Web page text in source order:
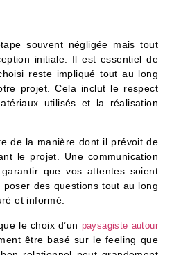
souvent négligée mais tout
initiale. Il est essentiel de
reste impliqué tout au long
projet. Cela inclut le respect
utilisés et la réalisation
de la manière dont il prévoit de
le projet. Une communication
que vos attentes soient
poser des questions tout au long
et informé.
le choix d’un paysagiste autour
être basé sur le feeling que